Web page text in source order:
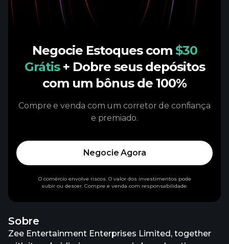
Sobre
Zee Entertainment Enterprises Limited, together
Negocie Estoques com $30
Grátis + Dobre seus depósitos
com um bônus de 100%
Compre e venda com um corretor de confiança
e premiado.
Negocie Agora
O comércio envolve riscos. O valor dos investimentos pode
subir ou descer. Compre e venda com responsabilidade.